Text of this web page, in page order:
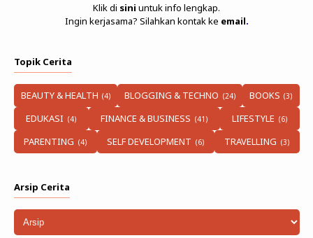
Klik di sini untuk info lengkap.
Ingin kerjasama? Silahkan kontak ke email.
Topik Cerita
BEAUTY & HEALTH BLOGGING & TECHNO
BOOKS
EDUKASI
FINANCE & BUSINESS
LIFESTYLE
PARENTING
SELF DEVELOPMENT TRAVELLING
Arsip Cerita